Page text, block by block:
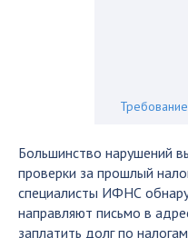
Большинство нарушений
проверки за прошлый
специалисты ИФНС
направляют письмо в
заплатить долг по